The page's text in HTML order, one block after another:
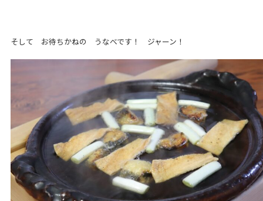
そして お待ちかねの うなべです！ ジャーン！